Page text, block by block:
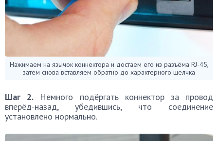
Нажимаем на язычок коннектора и достаем его из разъёма RJ-45,
затем снова вставляем обратно до характерного щелчка
Шаг 2. Немного подёргать коннектор за провод
вперёд-назад, убедившись, что соединение
установлено нормально.